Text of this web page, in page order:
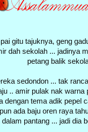
gitu tajuknya, geng
dah sekolah ... jadinya
petang balik
sedondon ... tak
.. amir pulak nak warna
tema adik pepel
ada baju oren raya
pantang ... jadi dia